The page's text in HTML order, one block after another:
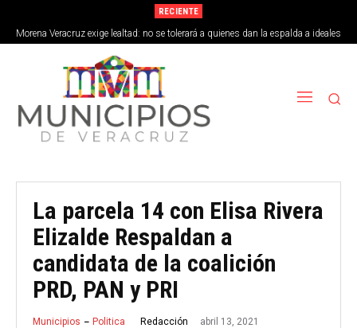
RECIENTE
Morena Veracruz exige lealtad: no se tolerará a quienes dan la espalda a ideales
de la 4T
La parcela 14 con Elisa Rivera
Elizalde Respaldan a
candidata de la coalición
PRD, PAN y PRI
Municipios Politica Redacción abril 13, 2021